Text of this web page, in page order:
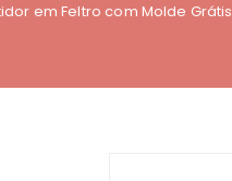
em Feltro com Molde Grátis